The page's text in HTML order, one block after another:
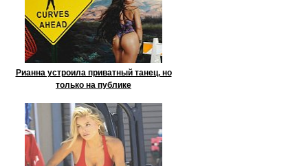
Рианна устроила приватный танец, но
только на публике